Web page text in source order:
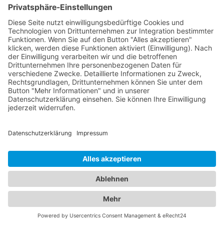
Beratung für Eltern in verschiedenen
medizinischen Bereichen an. Unsere Kinderärzte
Ammerndorf sind einfühlsam, kinderfreundlich und
haben langjährige Erfahrung in der Betreuung von
Kindern aller Altersgruppen. Unser
Branchenportal bietet Ihnen detaillierte
Informationen zu Augenärzten und Kinderärzten in
Ihrer Region. Sie können Profile einsehen,
Qualifikationen, Spezialisierungen, Öffnungszeiten
Sie die bestmögliche Entscheidung für die
Gesundheit Ihrer Familie treffen. Vertrauen Sie auf
unsere Plattform, um die besten Augenärzte und
Kinderärzte in Ihrer Nähe zu finden. Sorgen Sie
dafür, dass Ihre Familie in den Händen erfahrener
und fürsorglicher Ärzte ist.